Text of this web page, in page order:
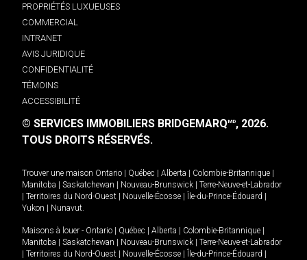
PROPRIÉTÉS LUXUEUSES
COMMERCIAL
INTRANET
AVIS JURIDIQUE
CONFIDENTIALITÉ
TÉMOINS
ACCESSIBILITÉ
© SERVICES IMMOBILIERS BRIDGEMARQMD, 2026.
TOUS DROITS RÉSERVÉS.
Trouver une maison Ontario Québec Alberta Colombie-Britannique
Manitoba
Saskatchewan Nouveau-Brunswick
Terre-Neuve-et-Labrador
Territoires du Nord-Ouest Nouvelle-Écosse Île-du-Prince-Édouard
Yukon
Nunavut.
Maisons à louer - Ontario Québec Alberta Colombie-Britannique
Manitoba
Saskatchewan Nouveau-Brunswick
Terre-Neuve-et-Labrador
Territoires du Nord-Ouest Nouvelle-Écosse Île-du-Prince-Édouard